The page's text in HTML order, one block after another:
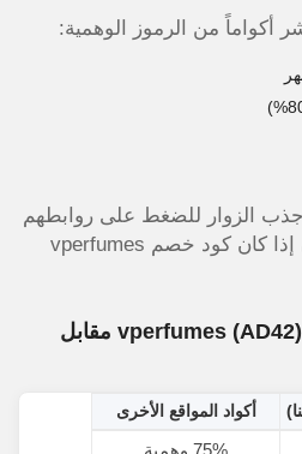
أكواماً من الرموز الوهمية:
جذب الزوار للضغط على روابطهم
وكسب عمولات. لا يهتمون إذا كان كود خصم vperfumes
جدول مقارنة: كود خصم vperfumes (AD42) مقابل
أكواد المواقع الأخرى